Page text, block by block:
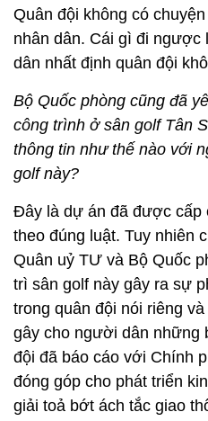
Quân đội không có
nhân dân. Cái gì đi ngược
dân nhất định quân đội
Bộ Quốc phòng cũng đã
công trình ở sân golf Tân
thông tin như thế nào với
golf này?
Đây là dự án đã được cấp
theo đúng luật. Tuy nhiên
Quân uỷ TƯ và Bộ Quốc
trì sân golf này gây ra sự
trong quân đội nói riêng
gây cho người dân những
đội đã báo cáo với Chính
đóng góp cho phát triển
giải toả bớt ách tắc giao